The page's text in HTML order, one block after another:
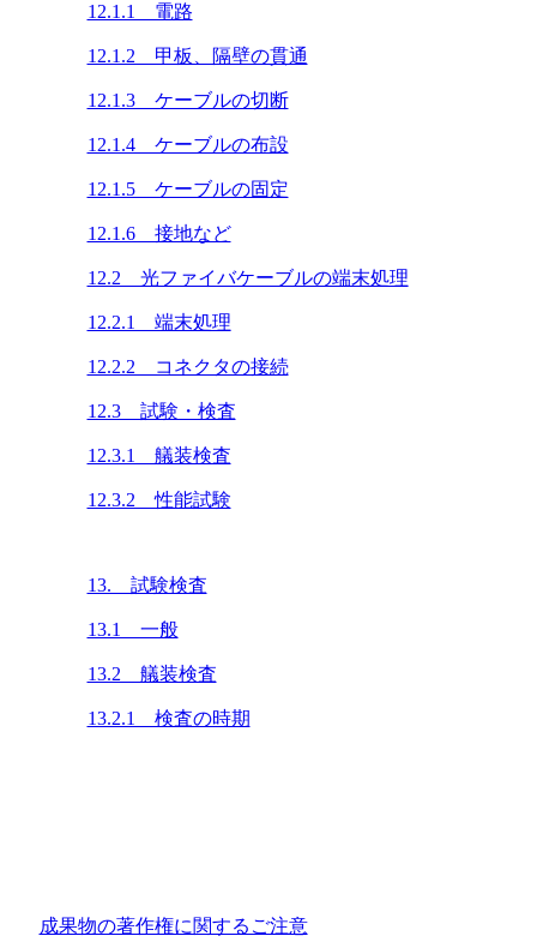
12.1.1 電路
12.1.2 甲板、隔壁の貫通
12.1.3 ケーブルの切断
12.1.4 ケーブルの布設
12.1.5 ケーブルの固定
12.1.6 接地など
12.2 光ファイバケーブルの端末処理
12.2.1 端末処理
12.2.2 コネクタの接続
12.3 試験・検査
12.3.1 艤装検査
12.3.2 性能試験
13. 試験検査
13.1 一般
13.2 艤装検査
13.2.1 検査の時期
成果物の著作権に関するご注意